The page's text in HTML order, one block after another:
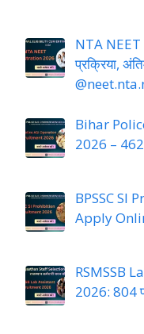
NTA
प्रक्रिया,
Bihar
2026 – 462
BPSSC SI
Apply
RSMSSB
2026: 804